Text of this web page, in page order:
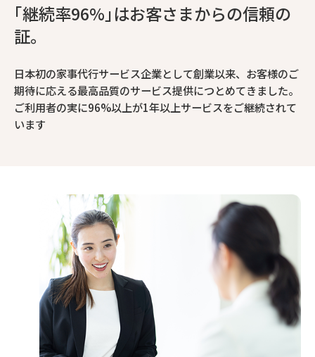
｢継続率96%｣はお客さまからの信頼の
証。
日本初の家事代行サービス企業として創業以来、お客様のご
期待に応える最高品質のサービス提供につとめてきました。
ご利用者の実に96%以上が1年以上サービスをご継続されて
います